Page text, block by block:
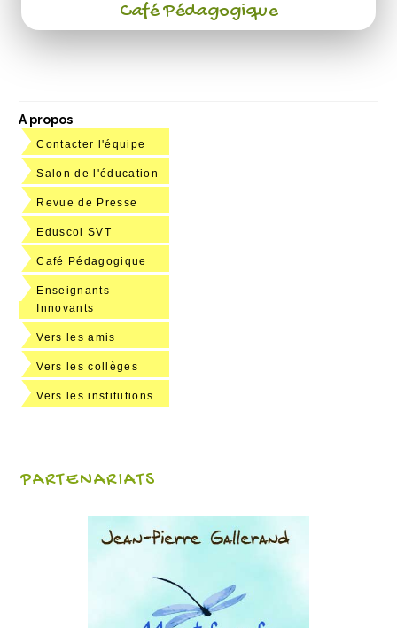
Café Pédagogique
A propos
Contacter l'équipe
Salon de l'éducation
Revue de Presse
Eduscol SVT
Café Pédagogique
Enseignants
Innovants
Vers les amis
Vers les collèges
Vers les institutions
PARTENARIATS